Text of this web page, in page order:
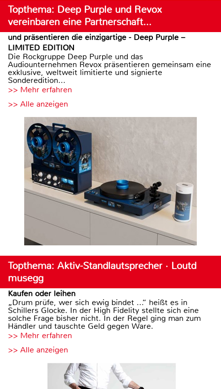
Topthema: Deep Purple und Revox
vereinbaren eine Partnerschaft…
und präsentieren die einzigartige - Deep Purple –
LIMITED EDITION
Die Rockgruppe Deep Purple und das
Audiounternehmen Revox präsentieren gemeinsam eine
exklusive, weltweit limitierte und signierte
Sonderedition...
>> Mehr erfahren
>> Alle anzeigen
Topthema: Aktiv-Standlautsprecher · Loutd
musegg
Kaufen oder leihen
„Drum prüfe, wer sich ewig bindet ...“ heißt es in
Schillers Glocke. In der High Fidelity stellte sich eine
solche Frage bisher nicht. In der Regel ging man zum
Händler und tauschte Geld gegen Ware.
>> Mehr erfahren
>> Alle anzeigen